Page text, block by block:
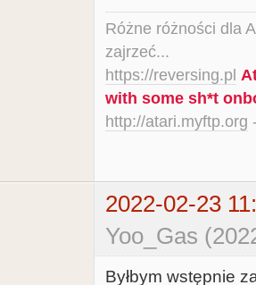
Różne różności dla
zajrzeć...
https://reversing.pl
with some sh*t
http://atari.myftp.org
2022-02-23
Yoo_Gas
Byłbym wstępnie